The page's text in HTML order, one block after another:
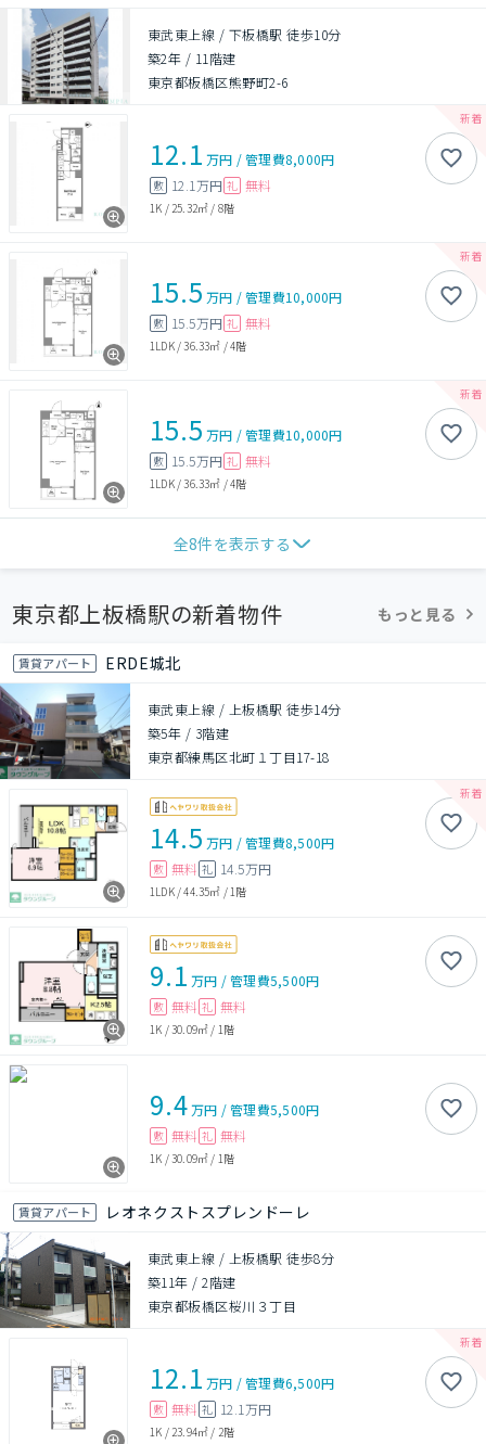
東武東上線 / 下板橋駅 徒歩10分
築2年 / 11階建
東京都板橋区熊野町2-6
12.1 万円 /管理費8,000円
敷 12.1万円 礼 無料
1K / 25.32㎡ / 8階
15.5 万円 /管理費10,000円
敷 15.5万円 礼 無料
1LDK/36.33㎡ /4階
15.5 万円 /管理費10,000円
敷 15.5万円 礼 無料
1LDK/36.33㎡ /4階
全8件を表示する
東京都上板橋駅の新着物件 もっと見る
賃貸アパート ERDE城北
東武東上線 / 上板橋駅 徒歩14分
築5年 / 3階建
東京都練馬区北町１丁目17-18
14.5 万円 /管理費8,500円
敷 無料 礼 14.5万円
1LDK/44.35㎡ /1階
9.1 万円 /管理費5,500円
敷 無料 礼 無料
1K /30.09㎡ / 1階
9.4万円 /管理費5,500円
敷 無料 礼 無料
1K /30.09㎡ / 1階
賃貸アパート レオネクストスプレンドーレ
東武東上線 / 上板橋駅 徒歩8分
築11年 /2階建
東京都板橋区桜川３丁目
12.1 万円 /管理費6,500円
敷 無料 礼 12.1万円
1K / 23.94㎡ / 2階